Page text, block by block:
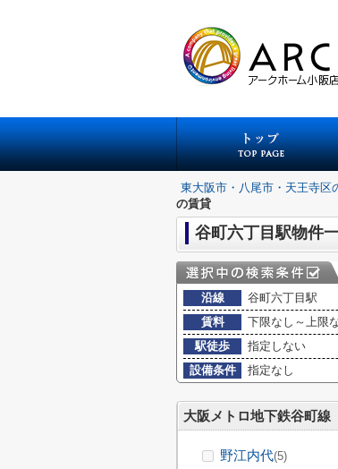
東大阪市・八尾市・天王寺区
の賃貸
谷町六丁目駅物件
沿線
谷町六丁目駅
賃料
下限なし～上限
駅徒歩
指定しない
設備条件
指定なし
大阪メトロ地下鉄谷町線
野江内代(5)